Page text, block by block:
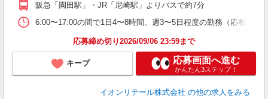
阪急「園田駅」・JR「尼崎駅」よりバスで約7分
6:00〜17:00の間で1日4〜8時間、週3〜5日程度の勤務（応相談
応募締め切り2026/09/06 23:59まで
キープ 応募画面へ進む
かんたん3ステップ！
イオンリテール株式会社 の他の求人をみる